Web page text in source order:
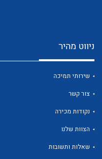
ניווט מהיר
שירותי תמיכה
צור קשר
נקודות מכירה
הצוות שלנו
שאלות ותשובות